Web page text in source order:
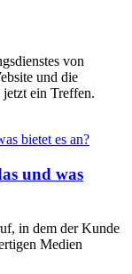
von
und die
jetzt ein Treffen.
und was
in dem der Kunde
Medien